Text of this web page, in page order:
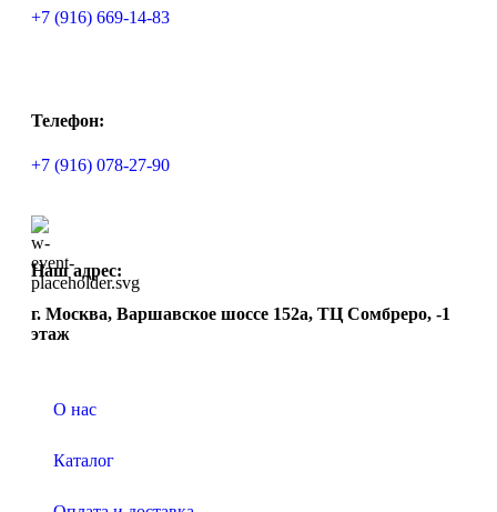
+7 (916) 669-14-83
Телефон:
+7 (916) 078-27-90
Наш адрес:
г. Москва, Варшавское шоссе 152а, ТЦ Сомбреро, -1
этаж
О нас
Каталог